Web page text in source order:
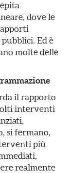
dove le
Ed è
molte delle
il rapporto
interventi
si fermano,
più
realmente